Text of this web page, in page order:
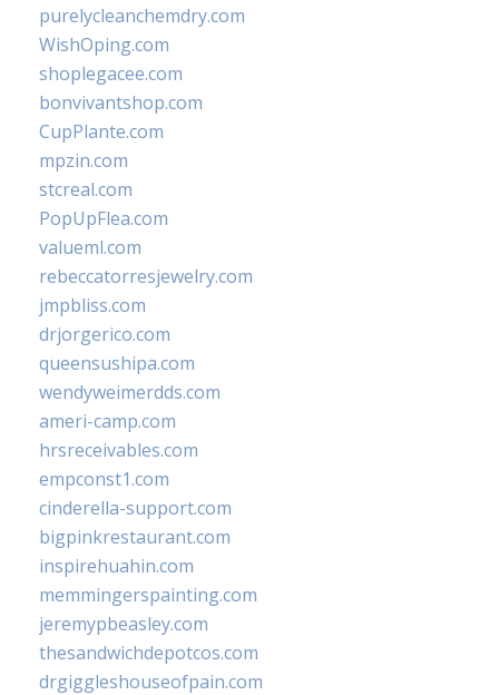
purelycleanchemdry.com
WishOping.com
shoplegacee.com
bonvivantshop.com
CupPlante.com
mpzin.com
stcreal.com
PopUpFlea.com
valueml.com
rebeccatorresjewelry.com
jmpbliss.com
drjorgerico.com
queensushipa.com
wendyweimerdds.com
ameri-camp.com
hrsreceivables.com
empconst1.com
cinderella-support.com
bigpinkrestaurant.com
inspirehuahin.com
memmingerspainting.com
jeremypbeasley.com
thesandwichdepotcos.com
drgiggleshouseofpain.com